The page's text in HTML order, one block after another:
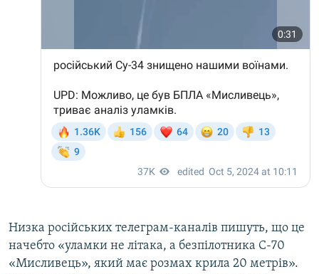
Низка російських телеграм-каналів пишуть, що це
начебто «уламки не літака, а безпілотника С-70
«Мисливець», який має розмах крила 20 метрів».